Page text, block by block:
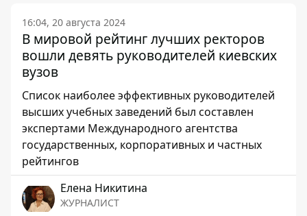
16:04, 20 августа 2024
В мировой рейтинг лучших ректоров
вошли девять руководителей киевских
вузов
Список наиболее эффективных руководителей
высших учебных заведений был составлен
экспертами Международного агентства
государственных, корпоративных и частных
рейтингов
Елена Никитина
ЖУРНАЛИСТ